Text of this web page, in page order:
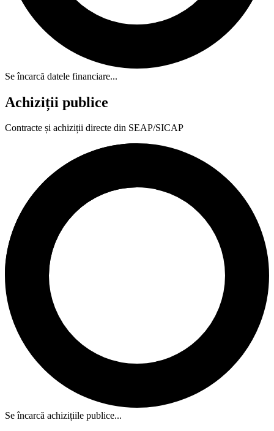
Se încarcă datele financiare...
Achiziții publice
Contracte și achiziții directe din SEAP/SICAP
Se încarcă achizițiile publice...